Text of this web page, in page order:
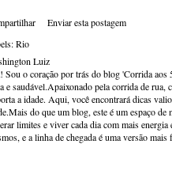
Enviar esta postagem
Rio
Luiz
Sou o coração por trás do blog 'Corrida aos
e saudável.Apaixonado pela corrida de
a idade. Aqui, você encontrará dicas
do que um blog, este é um espaço
limites e viver cada dia com mais
e a linha de chegada é uma versão